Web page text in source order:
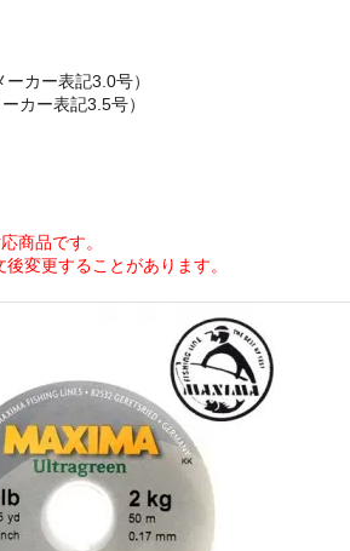
カー表記3.0号）
カー表記3.5号）
商品です。
変更することがあります。